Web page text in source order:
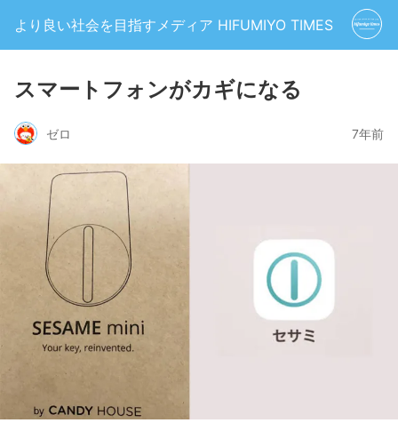
より良い社会を目指すメディア HIFUMIYO TIMES
スマートフォンがカギになる
ゼロ 7年前